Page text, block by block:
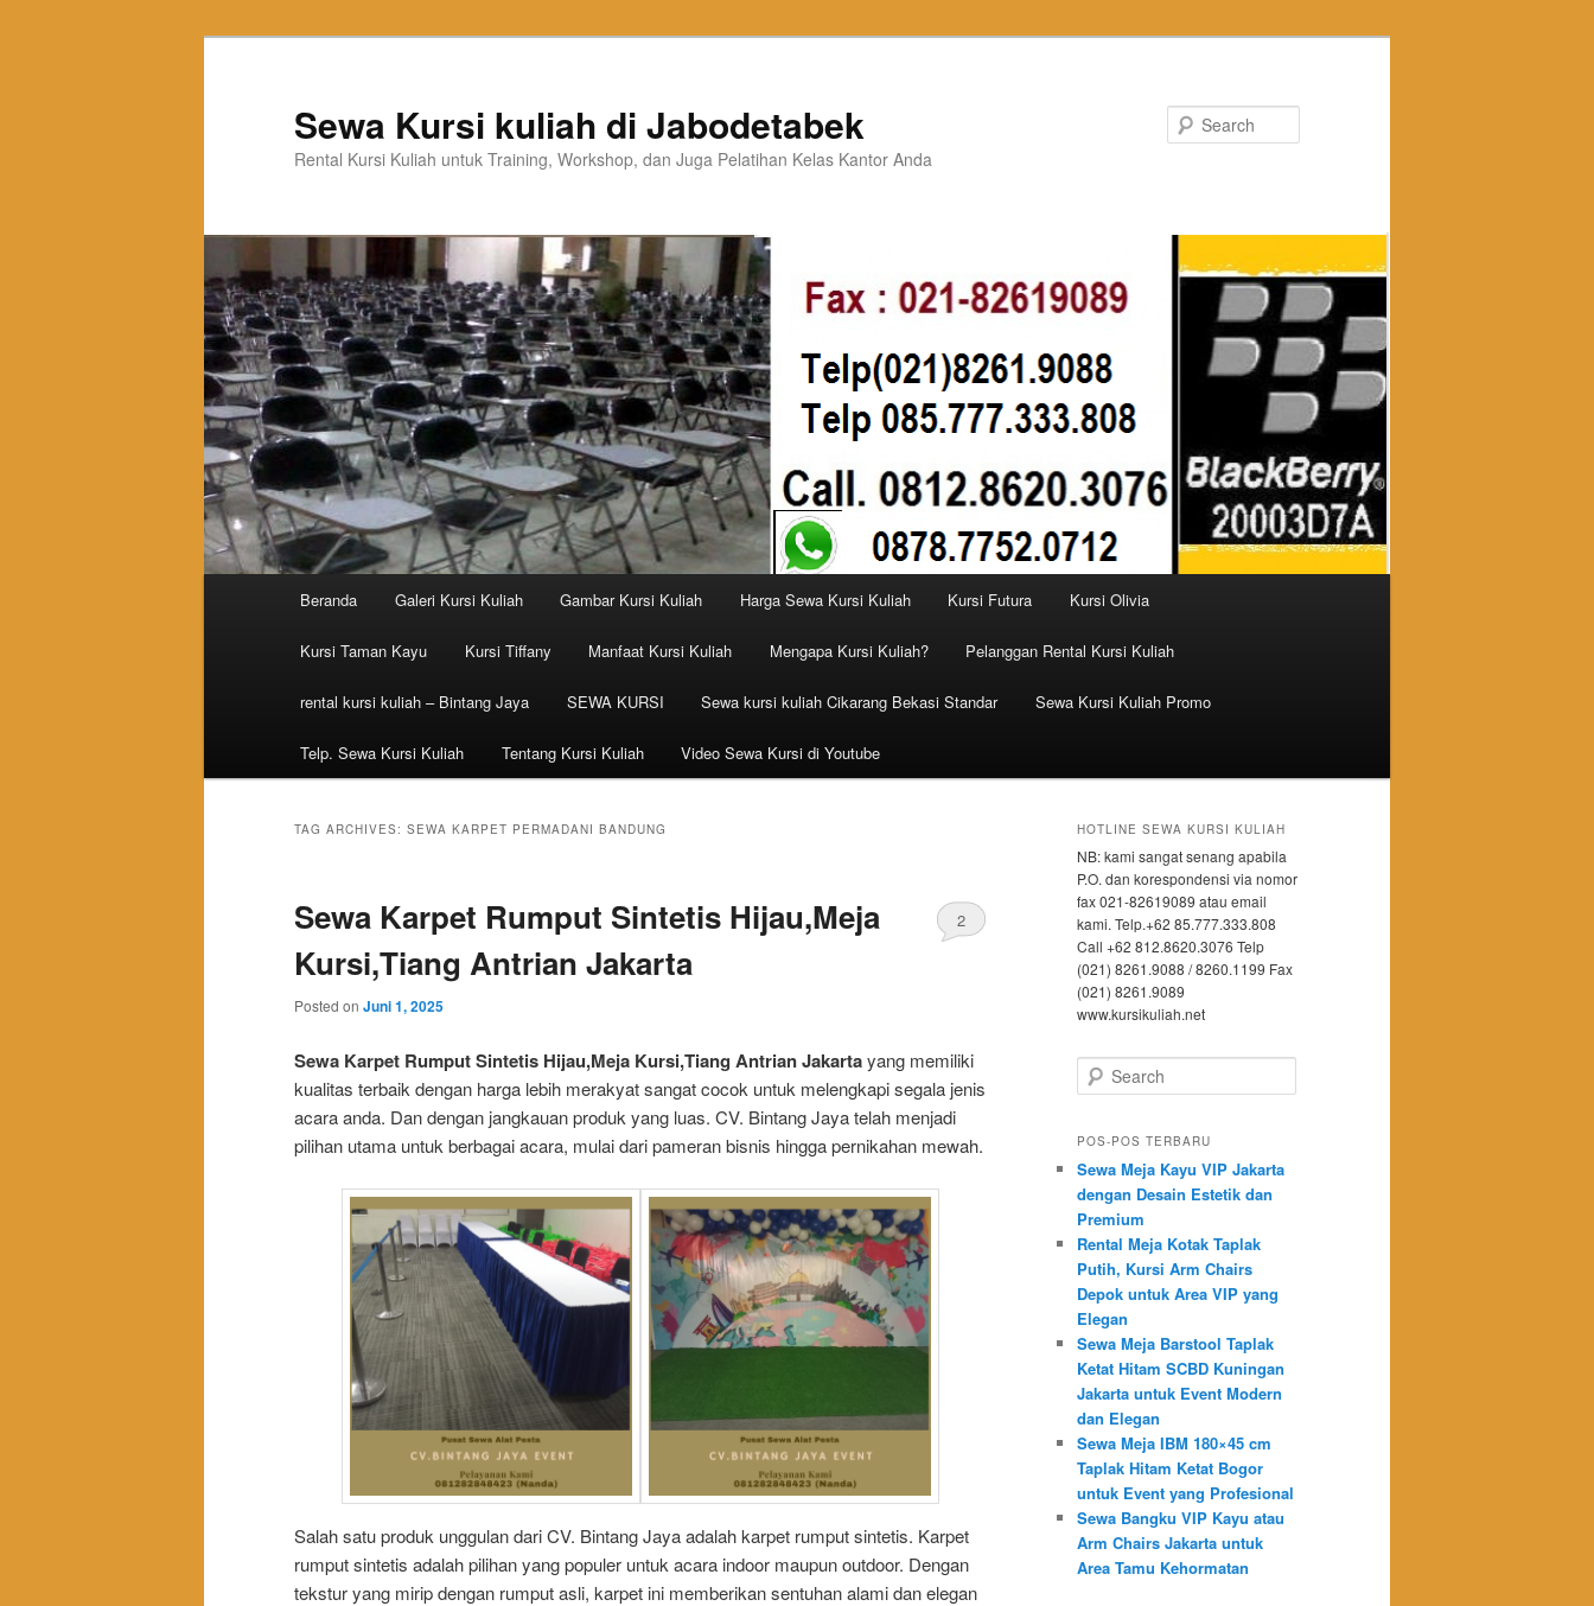
Sewa Kursi kuliah di Jabodetabek
Rental Kursi Kuliah untuk Training, Workshop, dan Juga Pelatihan Kelas Kantor Anda
Skip to primary content
Skip to secondary content
Beranda Galeri Kursi Kuliah Gambar Kursi Kuliah Harga Sewa Kursi Kuliah Kursi Futura Kursi Olivia
Kursi Taman Kayu Kursi Tiffany Manfaat Kursi Kuliah Mengapa Kursi Kuliah? Pelanggan Rental Kursi Kuliah
rental kursi kuliah – Bintang Jaya SEWA KURSI Sewa kursi kuliah Cikarang Bekasi Standar Sewa Kursi Kuliah Promo
Telp. Sewa Kursi Kuliah Tentang Kursi Kuliah Video Sewa Kursi di Youtube
TAG ARCHIVES: SEWA KARPET PERMADANI BANDUNG
Sewa Karpet Rumput Sintetis Hijau,Meja
Kursi,Tiang Antrian Jakarta
Posted on Juni 1, 2025
2
Sewa Karpet Rumput Sintetis Hijau,Meja Kursi,Tiang Antrian Jakartayang memiliki
kualitas terbaik dengan harga lebih merakyat sangat cocok untuk melengkapi segala jenis
acara anda. Dan dengan jangkauan produk yang luas. CV. Bintang Jaya telah menjadi
pilihan utama untuk berbagai acara, mulai dari pameran bisnis hingga pernikahan mewah.
Salah satu produk unggulan dari CV. Bintang Jaya adalah karpet rumput sintetis. Karpet
rumput sintetis adalah pilihan yang populer untuk acara indoor maupun outdoor. Dengan
tekstur yang mirip dengan rumput asli, karpet ini memberikan sentuhan alami dan elegan
HOTLINE SEWA KURSI KULIAH
NB: kami sangat senang apabila
P.O. dan korespondensi via nomor
fax 021-82619089 atau email
kami. Telp.+62 85.777.333.808
Call +62 812.8620.3076 Telp
(021) 8261.9088 / 8260.1199 Fax
(021) 8261.9089
www.kursikuliah.net
Search
POS-POS TERBARU
Sewa Meja Kayu VIP Jakarta
dengan Desain Estetik dan
Premium
Rental Meja Kotak Taplak
Putih, Kursi Arm Chairs
Depok untuk Area VIP yang
Elegan
Sewa Meja Barstool Taplak
Ketat Hitam SCBD Kuningan
Jakarta untuk Event Modern
dan Elegan
Sewa Meja IBM 180×45 cm
Taplak Hitam Ketat Bogor
untuk Event yang Profesional
Sewa Bangku VIP Kayu atau
Arm Chairs Jakarta untuk
Area Tamu Kehormatan